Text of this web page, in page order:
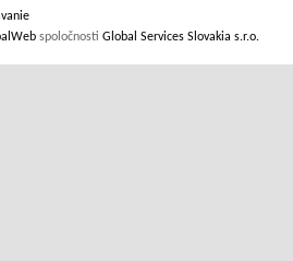
spoločnosti Global Services Slovakia s.r.o.